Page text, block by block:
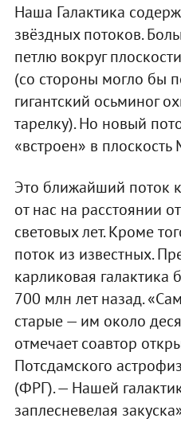
Наша Галактика
звёздных потоков.
петлю вокруг
(со стороны могло бы
гигантский осьминог
тарелку). Но новый
«встроен» в
Это ближайший поток
от нас на расстоянии
световых лет. Кроме
поток из известных.
карликовая галактика
700 млн лет назад.
старые — им около
отмечает соавтор
Потсдамского
(ФРГ). — Нашей
заплесневелая